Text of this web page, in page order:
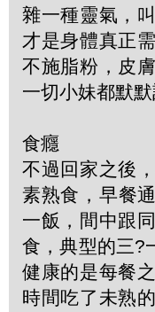
雜一種靈氣，
才是身體真正
不施脂粉，皮
一切小妹都默默
食癮
不過回家之後
素熟食，早餐
一飯，間中跟
食，典型的三?
健康的是每餐
時間吃了未熟